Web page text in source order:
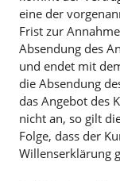
eine der
Frist zur
Absendung des
und endet mit
die Absendung
das Angebot des
nicht an, so gilt
Folge, dass der
Willenserklärung